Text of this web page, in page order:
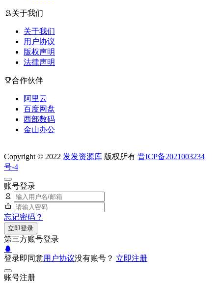
关于我们
关于我们
用户协议
版权声明
法律声明
合作伙伴
阿里云
百度网盘
西部数码
金山办公
Copyright © 2022 发发资源库 版权所有 晋ICP备2021003234
号-4
账号登录
忘记密码？
立即登录
第三方账号登录
登录即同意用户协议没有账号？ 立即注册
账号注册